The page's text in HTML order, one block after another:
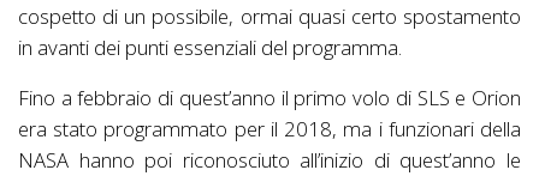
cospetto di un possibile, ormai quasi certo spostamento
in avanti dei punti essenziali del programma.
Fino a febbraio di quest’anno il primo volo di SLS e Orion
era stato programmato per il 2018, ma i funzionari della
NASA hanno poi riconosciuto all’inizio di quest’anno le